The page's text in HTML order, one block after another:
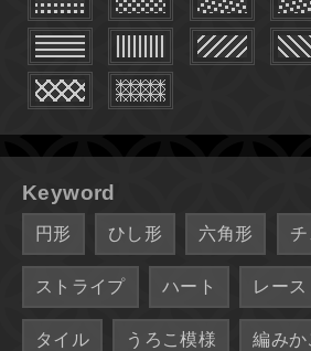
Keyword
円形 ひし形 六角形
ストライプ ハート レース
タイル うろこ模様 編みか